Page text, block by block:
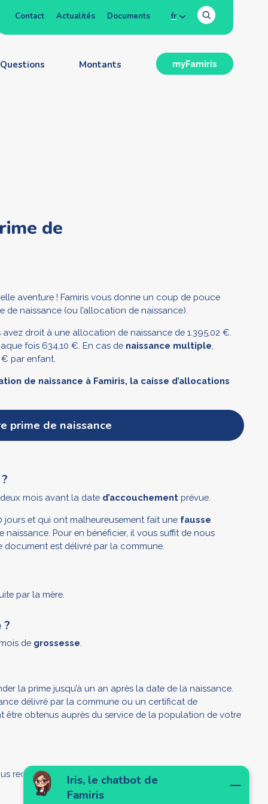
Iris, le chatbot de
Famiris
Contact Actualités Documents fr
Questions Montants myFamiris
de
aventure ! Famiris vous donne un coup de pouce
naissance (ou l’allocation de naissance).
avez droit à une allocation de naissance de 1.395,02 €.
fois 634,10 €. En cas de naissance multiple
€ par enfant.
de naissance à Famiris, la caisse d’allocations
prime de naissance
mois avant la date d’accouchement prévue.
jours et qui ont malheureusement fait une fausse
Pour en bénéficier, il vous suffit de nous
document est délivré par la commune.
par la mère.
?
de grossesse
la prime jusqu’à un an après la date de la naissance.
délivré par la commune ou un certificat de
obtenus auprès du service de la population de votre
receviez l’allocation de naissance conformément aux